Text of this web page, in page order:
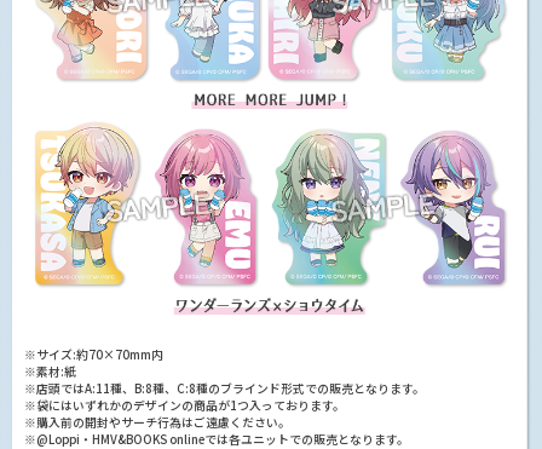
※サイズ:約70×70mm内
※素材:紙
※店頭ではA:11種、B:8種、C:8種のブラインド形式での販売となります。
※袋にはいずれかのデザインの商品が1つ入っております。
※購入前の開封やサーチ行為はご遠慮ください。
※@Loppi・HMV&BOOKS onlineでは各ユニットでの販売となります。